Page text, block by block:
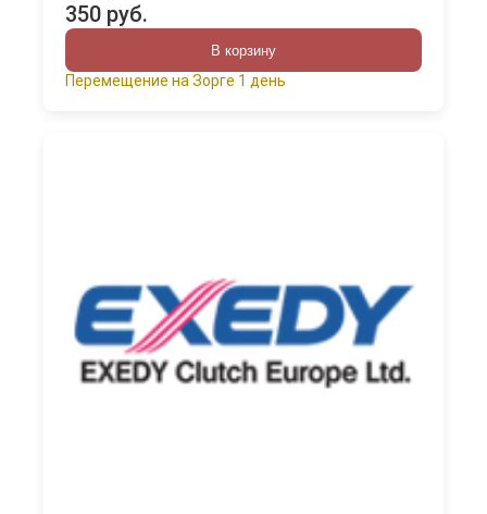
350 руб.
В корзину
Перемещение на Зорге 1 день